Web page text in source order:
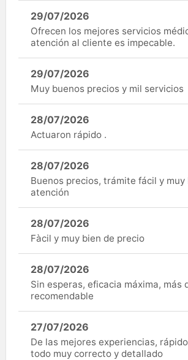
29/07/2026
Ofrecen los mejores servicios
atención al cliente es impecable.
29/07/2026
Muy buenos precios y mil servicios
28/07/2026
Actuaron rápido .
28/07/2026
Buenos precios, trámite fácil y muy
atención
28/07/2026
Fàcil y muy bien de precio
28/07/2026
Sin esperas, eficacia máxima, más
recomendable
27/07/2026
De las mejores experiencias,
todo muy correcto y detallado